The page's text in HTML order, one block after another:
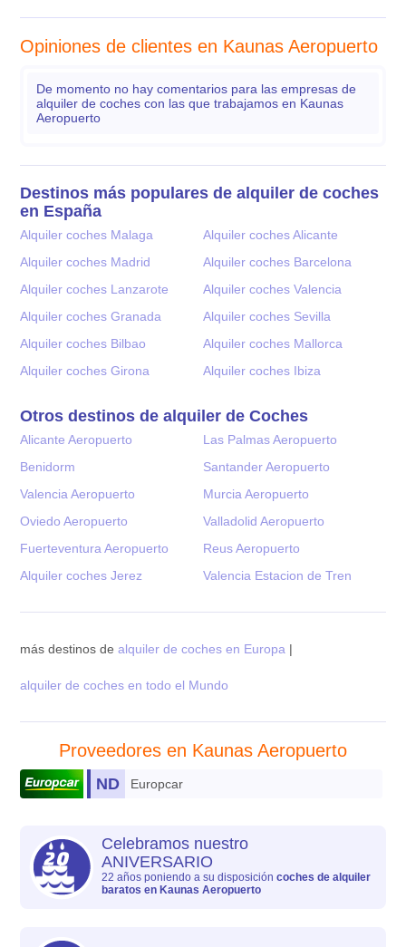
Opiniones de clientes en Kaunas Aeropuerto
De momento no hay comentarios para las empresas de
alquiler de coches con las que trabajamos en Kaunas
Aeropuerto
Destinos más populares de alquiler de coches
en España
Alquiler coches Malaga
Alquiler coches Alicante
Alquiler coches Madrid
Alquiler coches Barcelona
Alquiler coches Lanzarote
Alquiler coches Valencia
Alquiler coches Granada
Alquiler coches Sevilla
Alquiler coches Bilbao
Alquiler coches Mallorca
Alquiler coches Girona
Alquiler coches Ibiza
Otros destinos de alquiler de Coches
Alicante Aeropuerto
Las Palmas Aeropuerto
Benidorm
Santander Aeropuerto
Valencia Aeropuerto
Murcia Aeropuerto
Oviedo Aeropuerto
Valladolid Aeropuerto
Fuerteventura Aeropuerto
Reus Aeropuerto
Alquiler coches Jerez
Valencia Estacion de Tren
más destinos dealquiler de coches en Europa |
alquiler de coches en todo el Mundo
Proveedores en Kaunas Aeropuerto
Europcar
ND
Celebramos nuestro
ANIVERSARIO
22 años poniendo a su disposicióncoches de alquiler
baratos en Kaunas Aeropuerto